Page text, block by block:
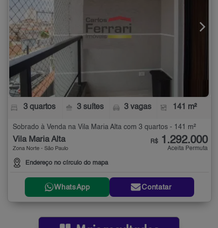
3 quartos 3 suítes 3 vagas 141 m²
Sobrado à Venda na Vila Maria Alta com 3 quartos - 141 m²
Vila Maria Alta
Zona Norte - São Paulo
Endereço no círculo do mapa
R$ 1.292.000
Aceita Permuta
WhatsApp Contatar